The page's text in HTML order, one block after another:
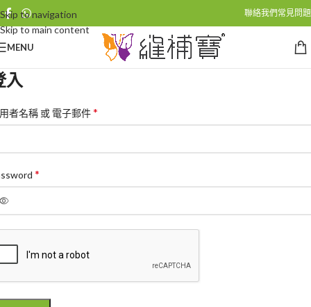
Skip to navigation
Skip to main content
聯絡我們常見問題
MENU
入
者名稱 或 電子郵件*
*